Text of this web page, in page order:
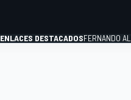
ENLACES DESTACADOSFERNANDO